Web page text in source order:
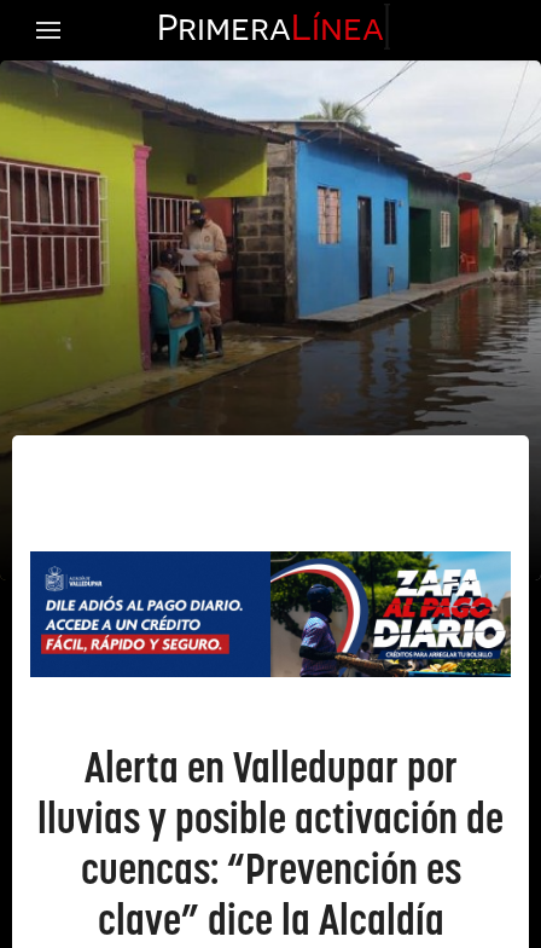
PrimeraLínea
Alerta en Valledupar por
lluvias y posible activación de
cuencas: “Prevención es
clave” dice la Alcaldía